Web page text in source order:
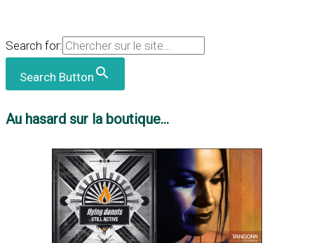
Search for:
Search Button
Au hasard sur la boutique...